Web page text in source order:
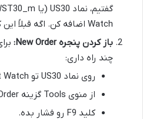
Watch اضافه کن. اگه قبلاً این کارو کردی، که هیچ.
باز کردن پنجره New Order:
چند راه داری:
روی نماد US30 تو Market Watch دو بار کلیک کن.
از منوی Tools گزینه New Order رو انتخاب کن.
کلید F9 رو فشار بده.